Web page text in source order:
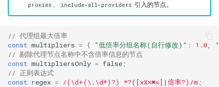
proxies
include-all-providers 引入的节点。
// 代理组最大倍率
const multipliers = { "低倍率分组名称(自行修改)" : 1.0,
// 剔除代理节点名称中不含倍率信息的节点
const multipliersOnly = false;
// 正则表达式
const regex = /(\d+(\.\d*)?) *?([xX✕✖⨉]|倍率?)/m ;